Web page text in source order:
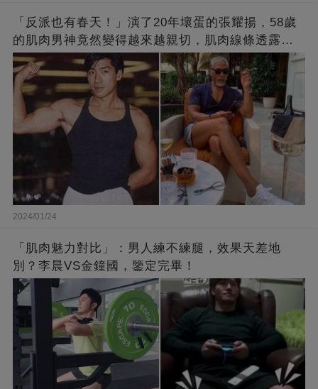
「反派也有春天！」演了20年壞蛋的張耀揚，58歲
的肌肉男神竟然變得越來越親切，肌肉線條透露了
他的秘密！
2024/01/24
「肌肉魅力對比」：男人練不練腿，效果天差地
別？李晨VS金鐘國，鑒定完畢！